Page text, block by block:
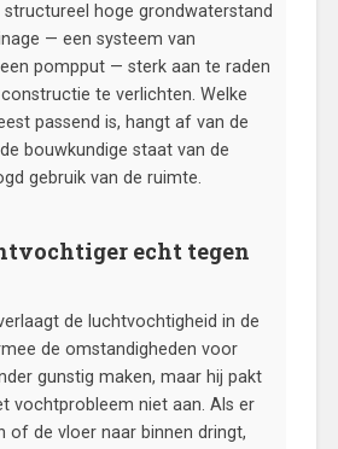
structureel hoge grondwaterstand
— een systeem van
pompput — sterk aan te raden
te verlichten. Welke
passend is, hangt af van de
bouwkundige staat van de
gebruik van de ruimte.
echt tegen
de luchtvochtigheid in de
de omstandigheden voor
gunstig maken, maar hij pakt
vochtprobleem niet aan. Als er
of de vloer naar binnen dringt,